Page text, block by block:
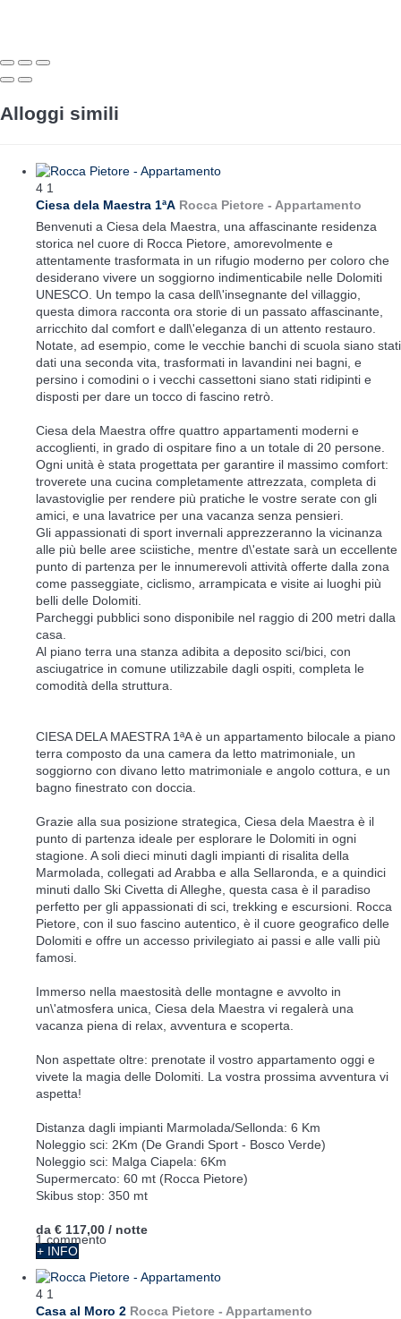
Alloggi simili
4 1
Ciesa dela Maestra 1ªA Rocca Pietore - Appartamento
Benvenuti a Ciesa dela Maestra, una affascinante residenza
storica nel cuore di Rocca Pietore, amorevolmente e
attentamente trasformata in un rifugio moderno per coloro che
desiderano vivere un soggiorno indimenticabile nelle Dolomiti
UNESCO. Un tempo la casa dell\'insegnante del villaggio,
questa dimora racconta ora storie di un passato affascinante,
arricchito dal comfort e dall\'eleganza di un attento restauro.
Notate, ad esempio, come le vecchie banchi di scuola siano stati
dati una seconda vita, trasformati in lavandini nei bagni, e
persino i comodini o i vecchi cassettoni siano stati ridipinti e
disposti per dare un tocco di fascino retrò.
Ciesa dela Maestra offre quattro appartamenti moderni e
accoglienti, in grado di ospitare fino a un totale di 20 persone.
Ogni unità è stata progettata per garantire il massimo comfort:
troverete una cucina completamente attrezzata, completa di
lavastoviglie per rendere più pratiche le vostre serate con gli
amici, e una lavatrice per una vacanza senza pensieri.
Gli appassionati di sport invernali apprezzeranno la vicinanza
alle più belle aree sciistiche, mentre d\'estate sarà un eccellente
punto di partenza per le innumerevoli attività offerte dalla zona
come passeggiate, ciclismo, arrampicata e visite ai luoghi più
belli delle Dolomiti.
Parcheggi pubblici sono disponibile nel raggio di 200 metri dalla
casa.
Al piano terra una stanza adibita a deposito sci/bici, con
asciugatrice in comune utilizzabile dagli ospiti, completa le
comodità della struttura.
CIESA DELA MAESTRA 1ªA è un appartamento bilocale a piano
terra composto da una camera da letto matrimoniale, un
soggiorno con divano letto matrimoniale e angolo cottura, e un
bagno finestrato con doccia.
Grazie alla sua posizione strategica, Ciesa dela Maestra è il
punto di partenza ideale per esplorare le Dolomiti in ogni
stagione. A soli dieci minuti dagli impianti di risalita della
Marmolada, collegati ad Arabba e alla Sellaronda, e a quindici
minuti dallo Ski Civetta di Alleghe, questa casa è il paradiso
perfetto per gli appassionati di sci, trekking e escursioni. Rocca
Pietore, con il suo fascino autentico, è il cuore geografico delle
Dolomiti e offre un accesso privilegiato ai passi e alle valli più
famosi.
Immerso nella maestosità delle montagne e avvolto in
un\'atmosfera unica, Ciesa dela Maestra vi regalerà una
vacanza piena di relax, avventura e scoperta.
Non aspettate oltre: prenotate il vostro appartamento oggi e
vivete la magia delle Dolomiti. La vostra prossima avventura vi
aspetta!
Distanza dagli impianti Marmolada/Sellonda: 6 Km
Noleggio sci: 2Km (De Grandi Sport - Bosco Verde)
Noleggio sci: Malga Ciapela: 6Km
Supermercato: 60 mt (Rocca Pietore)
Skibus stop: 350 mt
1 commento
da € 117,00 / notte
+ INFO
4 1
Casa al Moro 2 Rocca Pietore - Appartamento